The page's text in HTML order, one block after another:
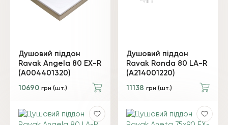
Душовий піддон
Ravak Angela 80 EX-R
(A004401320)
10690 грн (шт.)
Душовий піддон
Ravak Ronda 80 LA-R
(A214001220)
11138 грн (шт.)